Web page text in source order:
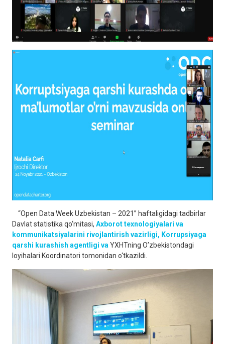
“Open Data Week Uzbekistan – 2021” haftaligidagi tadbirlar
Davlat statistika qo‘mitasi, Axborot texnologiyalari va
kommunikatsiyalarini rivojlantirish vazirligi, Korrupsiyaga
qarshi kurashish agentligi va YXHTning O’zbekistondagi
loyihalari Koordinatori tomonidan o‘tkazildi.